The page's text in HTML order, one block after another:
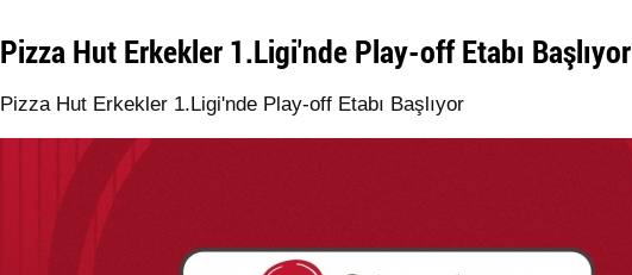
Pizza Hut Erkekler 1.Ligi'nde Play-off Etabı Başlıyor
Pizza Hut Erkekler 1.Ligi'nde Play-off Etabı Başlıyor